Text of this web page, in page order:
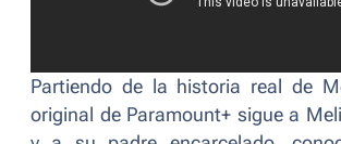
Partiendo de la historia real de
original de Paramount+ sigue a